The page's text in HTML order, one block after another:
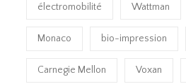
électromobilité Wattman
Monaco bio-impression
Carnegie Mellon Voxan